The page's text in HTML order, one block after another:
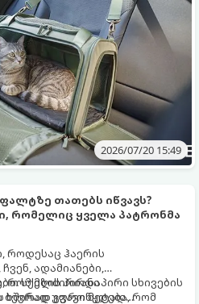
2026/07/20 15:49
თათებს იწვავს?
რომელიც ყველა პატრონმა
როდესაც ჰაერის
ადამიანები,
სქელძირიანი
გვავიწყდება, რომ
რომ მზის პირდაპირი სხივების
ბევრად უფრო მეტად